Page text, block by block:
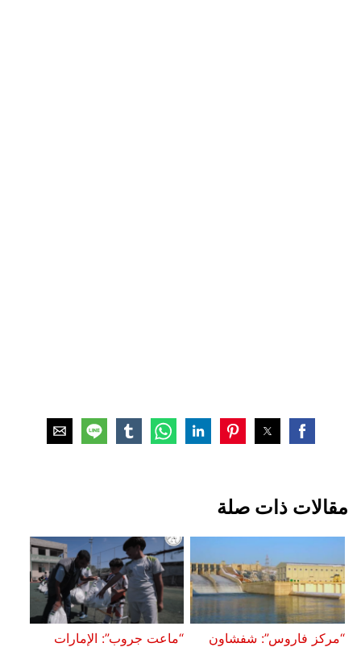
مقالات ذات صلة
“مركز فاروس”: شفشاون
“ماعت جروب”: الإمارات